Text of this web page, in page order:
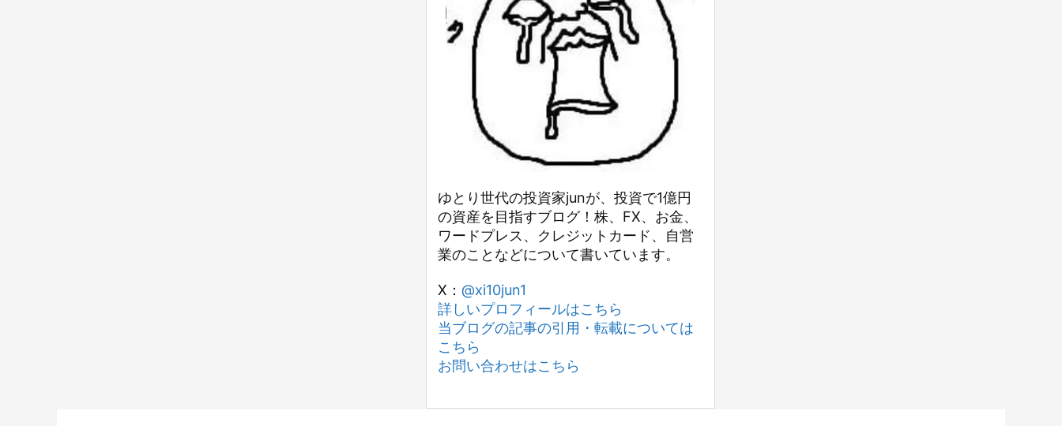
ゆとり世代の投資家junが、投資で1億円
の資産を目指すブログ！株、FX、お金、
ワードプレス、クレジットカード、自営
業のことなどについて書いています。
X： @xi10jun1
詳しいプロフィールはこちら
当ブログの記事の引用・転載については
こちら
お問い合わせはこちら